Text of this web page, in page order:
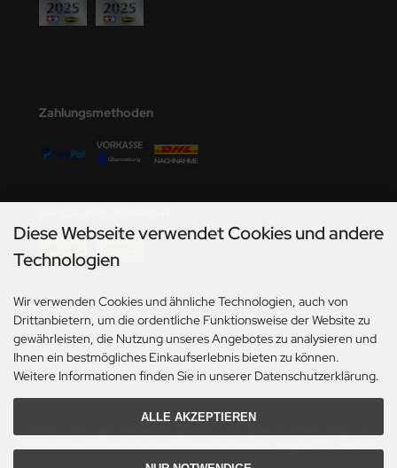
Zahlungsmethoden
Social Media
Diese Webseite verwendet Cookies und andere
Technologien
Wir verwenden Cookies und ähnliche Technologien, auch von
Drittanbietern, um die ordentliche Funktionsweise der Website zu
gewährleisten, die Nutzung unseres Angebotes zu analysieren und
Ihnen ein bestmögliches Einkaufserlebnis bieten zu können.
Weitere Informationen finden Sie in unserer Datenschutzerklärung.
ALLE AKZEPTIEREN
Model
Models